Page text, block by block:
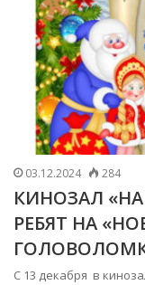
03.12.2024 284
КИНОЗАЛ
РЕБЯТ НА
С 13 декабря в